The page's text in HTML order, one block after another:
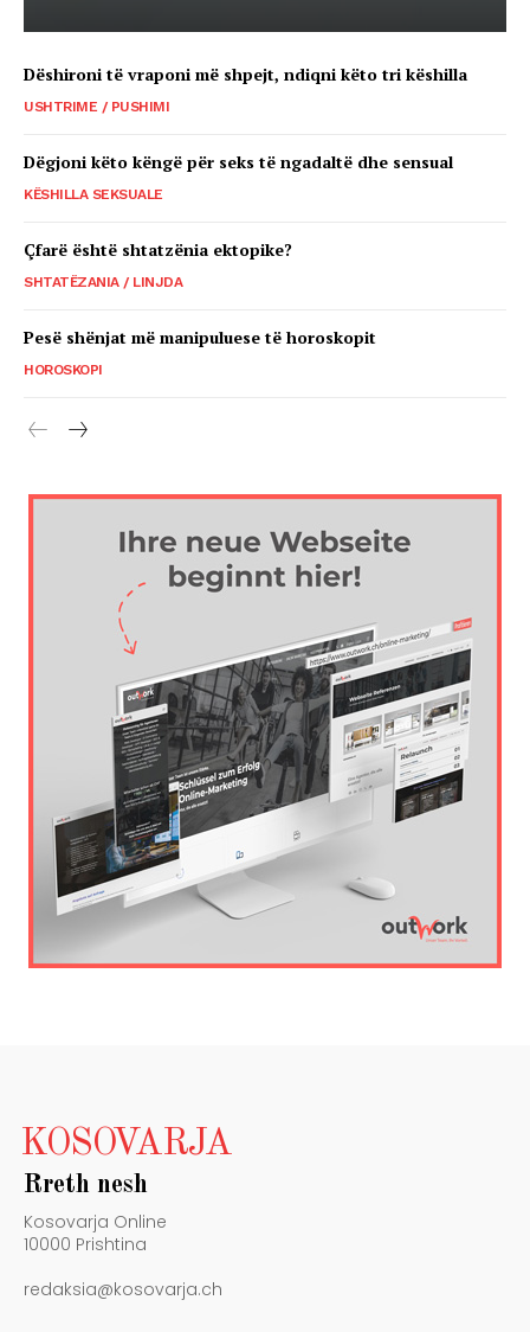
Dëshironi të vraponi më shpejt, ndiqni këto tri këshilla
USHTRIME / PUSHIMI
Dëgjoni këto këngë për seks të ngadaltë dhe sensual
KËSHILLA SEKSUALE
Çfarë është shtatzënia ektopike?
SHTATËZANIA / LINJDA
Pesë shënjat më manipuluese të horoskopit
HOROSKOPI
KOSOVARJA
Rreth nesh
Kosovarja Online
10000 Prishtina
redaksia@kosovarja.ch